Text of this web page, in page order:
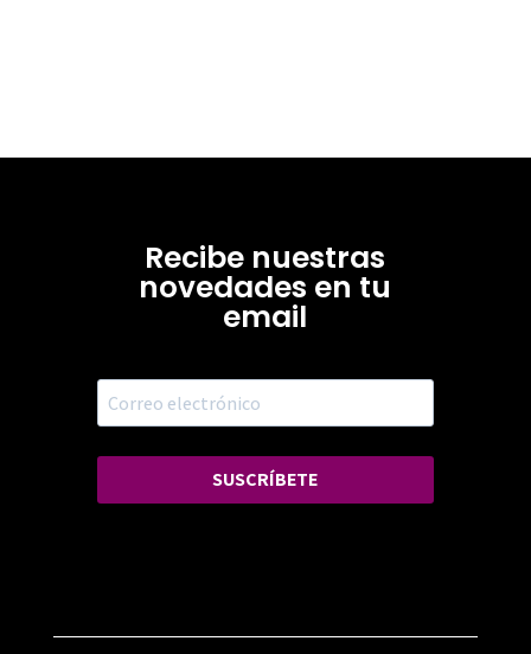
Recibe nuestras
novedades en tu
email
SUSCRÍBETE